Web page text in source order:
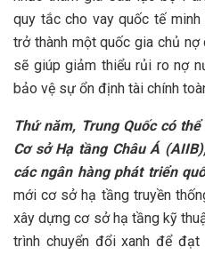
quy tắc cho vay quốc tế
trở thành một quốc gia chủ
sẽ giúp giảm thiểu rủi ro nợ
bảo vệ sự ổn định tài chính
Thứ năm, Trung Quốc có
Cơ sở Hạ tầng Châu Á (AIIB)
các ngân hàng phát triển
mới cơ sở hạ tầng truyền
xây dựng cơ sở hạ tầng kỹ
trình chuyển đổi xanh để